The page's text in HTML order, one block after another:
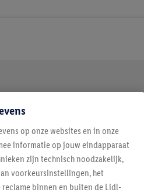
op onze websites en in onze
informatie op jouw eindapparaat
zijn technisch noodzakelijk,
voorkeursinstellingen, het
binnen en buiten de Lidl-